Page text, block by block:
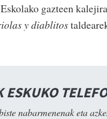
gazteen
y diablitos
ESKUKO
nabarmenenak eta